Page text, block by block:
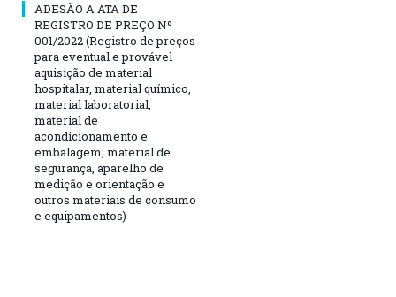
ADESÃO A ATA DE
REGISTRO DE PREÇO Nº
001/2022 (Registro de preços
para eventual e provável
aquisição de material
hospitalar, material químico,
material laboratorial,
material de
acondicionamento e
embalagem, material de
segurança, aparelho de
medição e orientação e
outros materiais de consumo
e equipamentos)